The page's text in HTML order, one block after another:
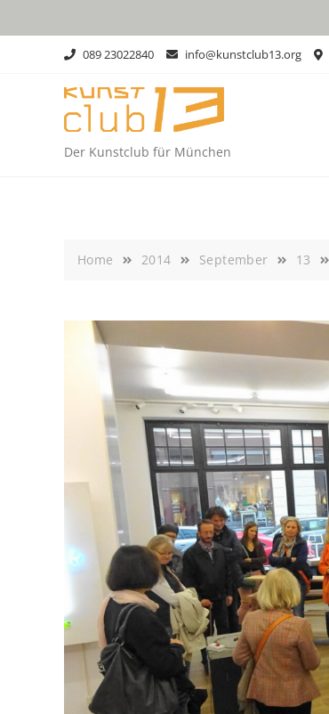
089 23022840 info@kunstclub13.org
Der Kunstclub für München
Home 2014 September 13